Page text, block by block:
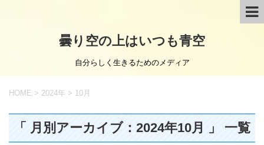
曇り空の上はいつも青空
自分らしく生きるためのメディア
HOME > 2024年 > 10月
「 月別アーカイブ：2024年10月 」 一覧